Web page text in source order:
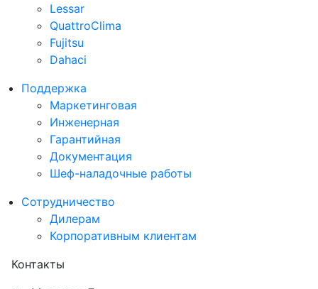
Lessar
QuattroClima
Fujitsu
Dahaci
Поддержка
Маркетинговая
Инженерная
Гарантийная
Документация
Шеф-наладочные работы
Сотрудничество
Дилерам
Корпоративным клиентам
Контакты